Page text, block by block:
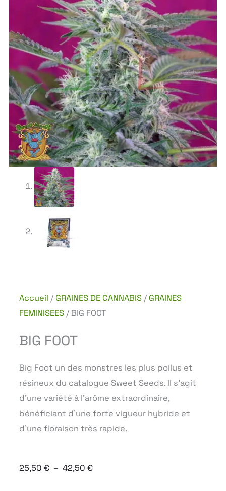
Accueil / GRAINES DE CANNABIS / GRAINES
FEMINISEES / BIG FOOT
BIG FOOT
Big Foot un des monstres les plus poilus et
résineux du catalogue Sweet Seeds. Il s’agit
d’une variété à l’arôme extraordinaire,
bénéficiant d’une forte vigueur hybride et
d’une floraison très rapide.
25,50 € – 42,50 €Plage